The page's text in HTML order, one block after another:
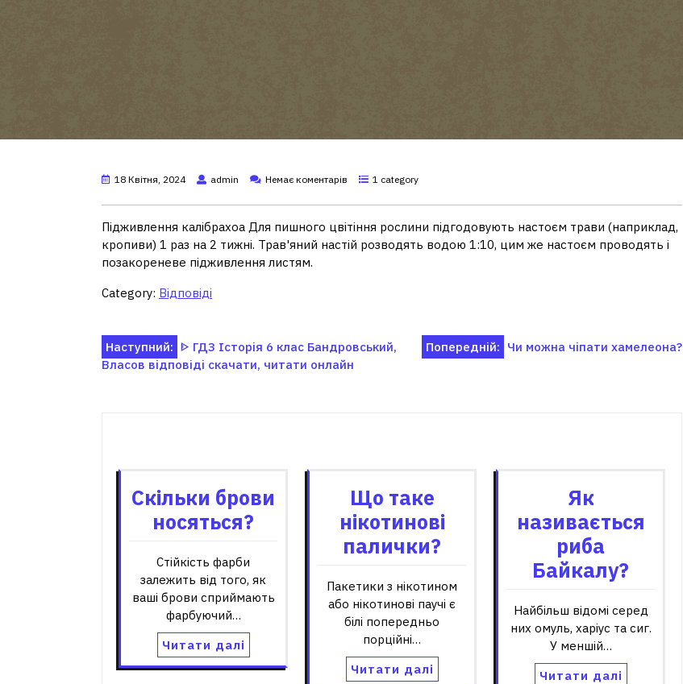
18 Квітня, 2024 admin Немає коментарів 1 category
Підживлення калібрахоа Для пишного цвітіння рослини підгодовують настоєм трави (наприклад,
кропиви) 1 раз на 2 тижні. Трав'яний настій розводять водою 1:10, цим же настоєм проводять і
позакореневе підживлення листям.
Category: Відповіді
Навігація
Попередній: Чи можна чіпати хамелеона?
Наступний: ᐈ ГДЗ Історія 6 клас Бандровський,
Власов відповіді скачати, читати онлайн
Скільки брови
носяться?
Стійкість фарби
залежить від того, як
ваші брови сприймають
фарбуючий…
Читати далі
Що таке
нікотинові
палички?
Пакетики з нікотином
або нікотинові паучі є
білі попередньо
порційні…
Читати далі
Як
називається
риба
Байкалу?
Найбільш відомі серед
них омуль, харіус та сиг.
У меншій…
Читати далі